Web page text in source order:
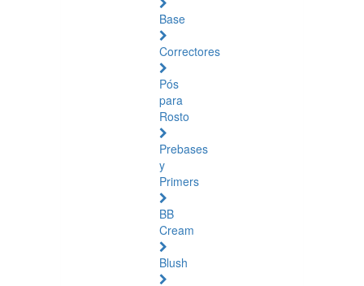
Base
Correctores
Pós
para
Rosto
Prebases
y
Primers
BB
Cream
Blush